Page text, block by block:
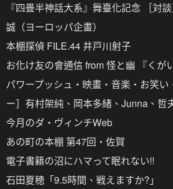
『四畳半神話大系』舞臺化記念 ［対
誠（ヨーロッパ企畫）
本棚探偵 FILE.44 井戸川射子
お化け友の會通信 from 怪と幽 『くが
パワープッシュ・映畫・音楽・お笑
ー］有村架純、岡本多緒、Junna、哲
今月のダ・ヴィンチWeb
あの町の本棚 第47回・佐賀
電子書籍の沼にハマって眠れない!!
石田夏穂「9.5時間、戦えますか?」